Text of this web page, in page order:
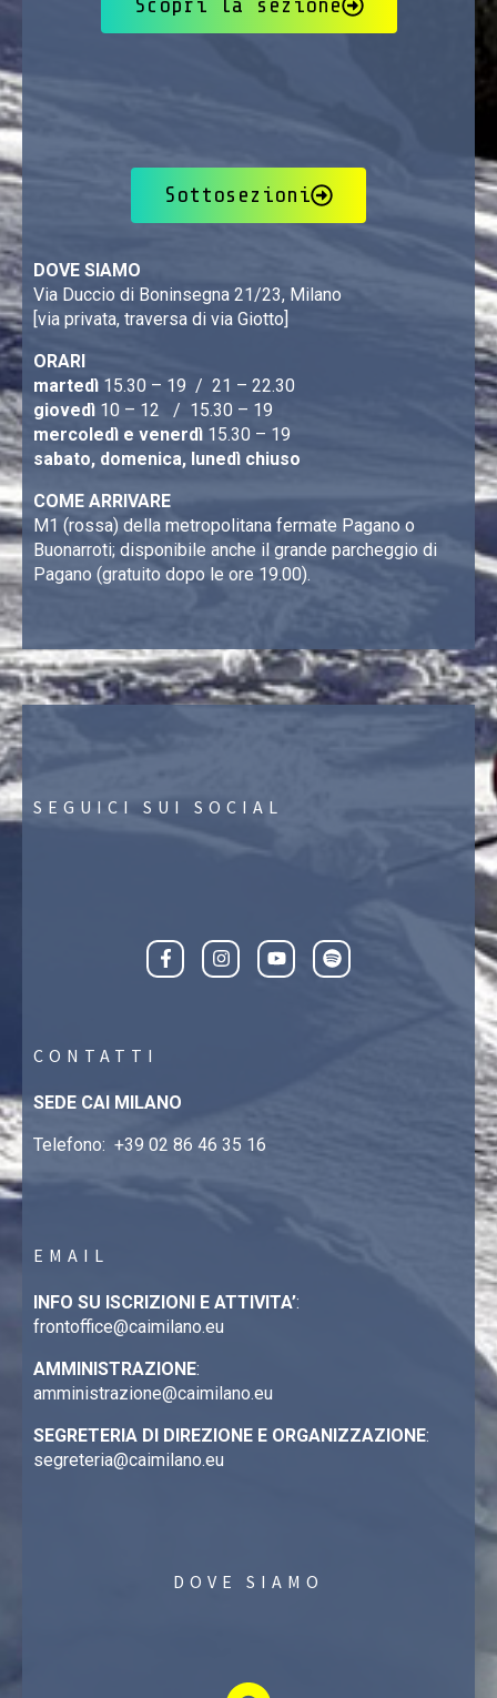
Sottosezioni
DOVE SIAMO
Via Duccio di Boninsegna 21/23, Milano
[via privata, traversa di via Giotto]
ORARI
martedì 15.30 – 19 / 21 – 22.30
giovedì 10 – 12 / 15.30 – 19
mercoledì e venerdì 15.30 – 19
sabato, domenica, lunedì chiuso
COME ARRIVARE
M1 (rossa) della metropolitana fermate Pagano o
Buonarroti; disponibile anche il grande parcheggio di
Pagano (gratuito dopo le ore 19.00).
SEGUICI SUI SOCIAL
CONTATTI
SEDE CAI MILANO
Telefono: +39 02 86 46 35 16
EMAIL
INFO SU ISCRIZIONI E ATTIVITA’:
frontoffice@caimilano.eu
AMMINISTRAZIONE:
amministrazione@caimilano.eu
SEGRETERIA DI DIREZIONE E ORGANIZZAZIONE:
segreteria@caimilano.eu
DOVE SIAMO